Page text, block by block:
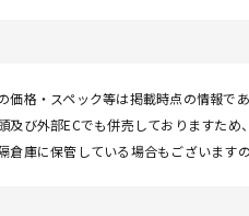
価格・スペック等は掲載時点の情報で
及び外部ECでも併売しておりますため
倉庫に保管している場合もございます